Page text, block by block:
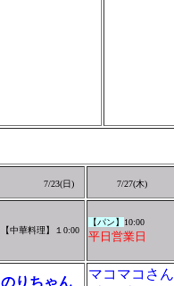
7/23(日) 7/27(木)
【中華料理】１0:00
【パン】 10:00
平日営業日
のりちゃん
マコマコさん